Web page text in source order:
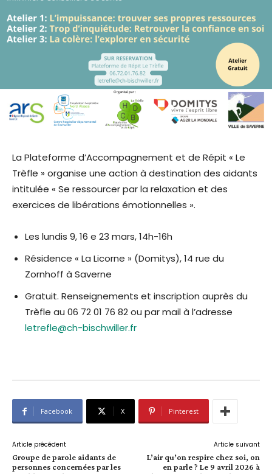
La Plateforme d’Accompagnement et de Répit « Le
Trèfle » organise une action à destination des aidants
intitulée « Se ressourcer par la relaxation et des
exercices de libérations émotionnelles ».
Les lundis 9, 16 e 23 mars, 14h-16h
Résidence « La Licorne » (Domitys), 14 rue du
Zornhoff à Saverne
Gratuit. Renseignements et inscription auprès du
Trèfle au 06 72 01 76 82 ou par mail à l’adresse
letrefle@ch-bischwiller.fr
Facebook X Pinterest
Article précédent
Groupe de parole aidants de
personnes concernées par les
Article suivant
L’air qu’on respire chez soi, on
en parle ? Le 9 avril 2026 à